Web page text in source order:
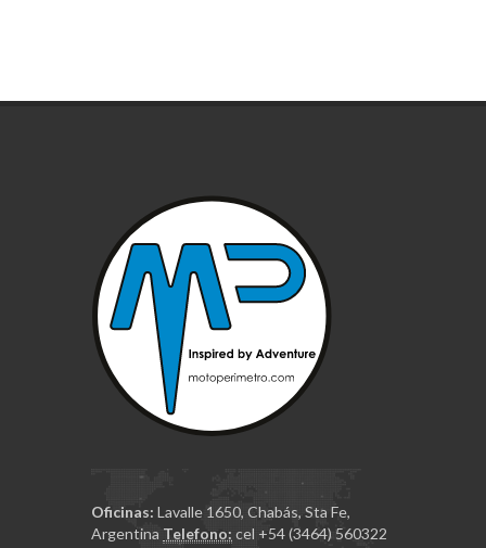
Oficinas: Lavalle 1650, Chabás, Sta Fe,
Argentina Telefono: cel +54 (3464) 560322